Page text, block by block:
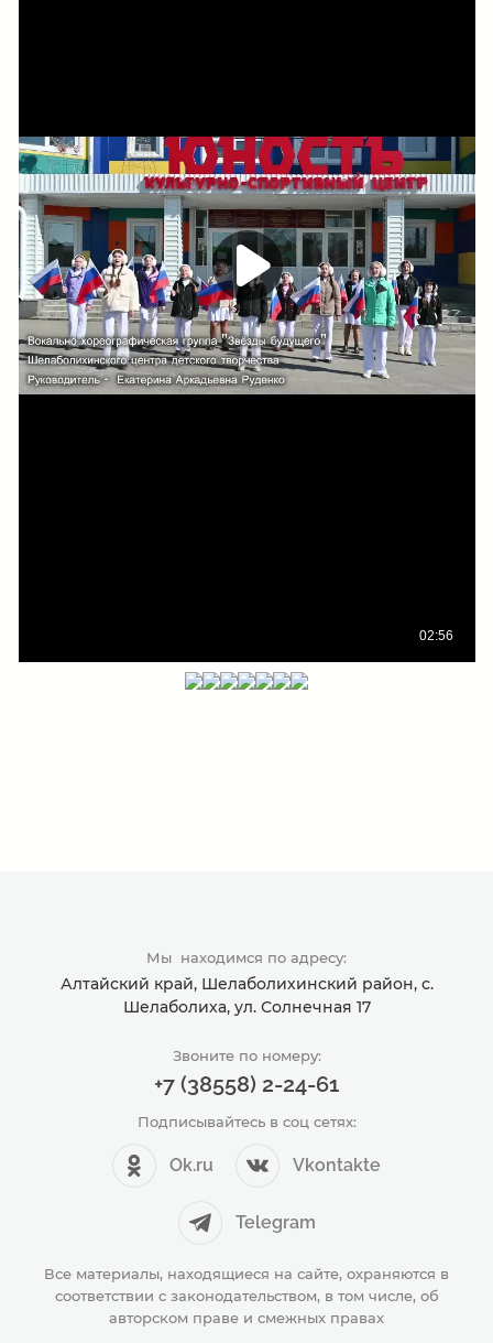
Мы находимся по адресу:
Алтайский край, Шелаболихинский район, с.
Шелаболиха, ул. Солнечная 17
Звоните по номеру:
+7 (38558) 2-24-61
Подписывайтесь в соц сетях:
Ok.ru Vkontakte
Telegram
Все материалы, находящиеся на сайте, охраняются в
соответствии с законодательством, в том числе, об
авторском праве и смежных правах